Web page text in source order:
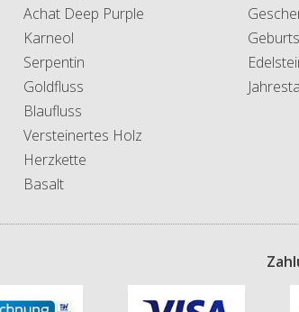
Achat Deep Purple
Karneol
Serpentin
Goldfluss
Blaufluss
Versteinertes Holz
Herzkette
Basalt